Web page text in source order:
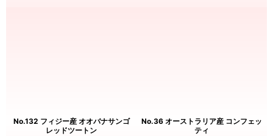
No.132 フィジー産 オオバナサンゴ
レッドツートン
No.36 オーストラリア産 コンフェッ
ティ